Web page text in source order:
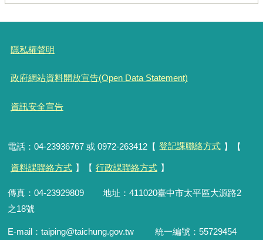
隱私權聲明
政府網站資料開放宣告(Open Data Statement)
資訊安全宣告
電話：04-23936767 或 0972-263412【 登記課聯絡方式 】【
資料課聯絡方式 】【 行政課聯絡方式 】
傳真：04-23929809 地址：411020臺中市太平區大源路2
之18號
E-mail：taiping@taichung.gov.tw 統一編號：55729454